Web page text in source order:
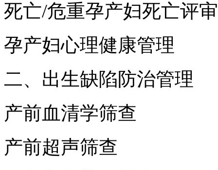
死亡/危重孕产妇死亡评审
孕产妇心理健康管理
二、出生缺陷防治管理
产前血清学筛查
产前超声筛查